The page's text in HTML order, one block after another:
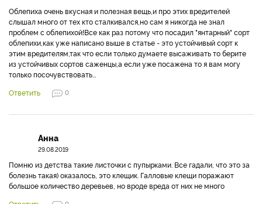
Облепиха очень вкусная и полезная вещь,и про этих вредителей
слышал много от тех кто сталкивался,но сам я никогда не знал
проблем с облепихой!Все как раз потому что посадил "янтарный" сорт
облепихи,как уже написано выше в статье - это устойчивый сорт к
этим вредителям,так что если только думаете высаживать то берите
из устойчивых сортов саженцы,а если уже посажена то я вам могу
только посочувствовать...
Ответить
0
Анна
29.08.2019
Помню из детства такие листочки с пупырками. Все гадали, что это за
болезнь такая) оказалось, это клещик. Галловые клещи поражают
большое количество деревьев, но вроде вреда от них не много